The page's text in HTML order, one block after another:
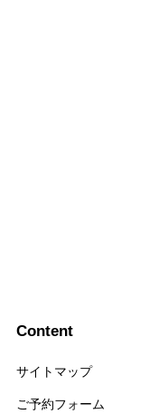
Content
サイトマップ
ご予約フォーム